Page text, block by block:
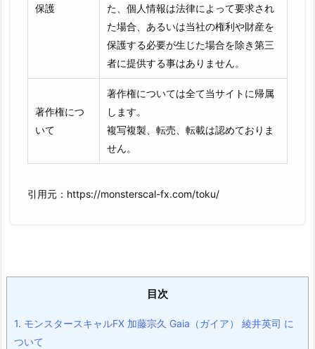
保護
た、個人情報は法律によって要求され
た場合、あるいは当社の権利や財産を
保護する必要が生じた場合を除き第三
者に提供する事はありません。
著作権につ
いて
著作権については全て当サイトに帰属
します。
複写複製、転売、転載は認めておりま
せん。
引用元：https://monsterscal-fx.com/toku/
目次
1. モンスタースキャルFX 加藤宗久 Gaia（ガイア） 綾井英司 に
ついて